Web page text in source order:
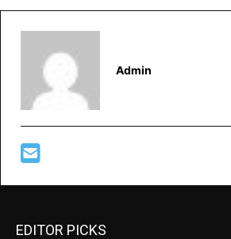
Admin
EDITOR PICKS